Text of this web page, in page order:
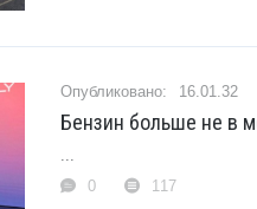
16.01.32
Бензин больше не в
...
0
117